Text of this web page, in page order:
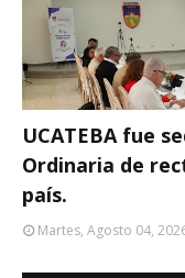
UCATEBA fue
Ordinaria de
país.
Martes, Agosto 04,